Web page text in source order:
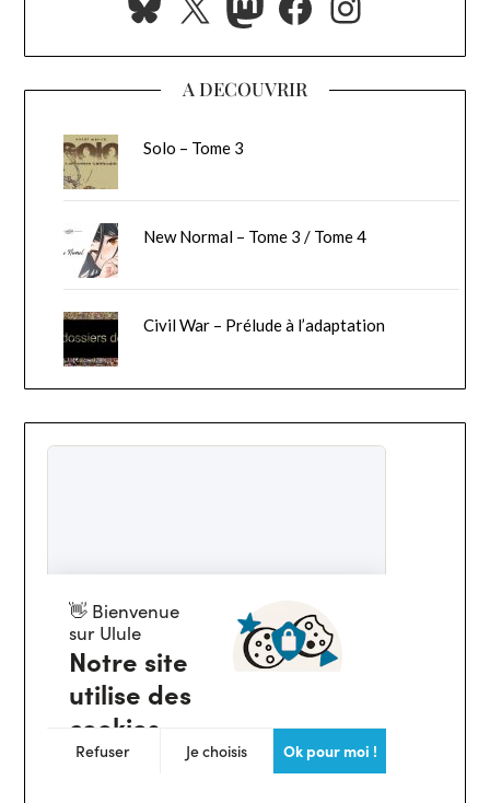
A DECOUVRIR
Solo – Tome 3
New Normal – Tome 3 / Tome 4
Civil War – Prélude à l’adaptation